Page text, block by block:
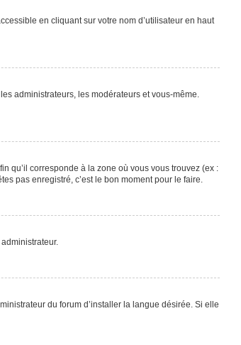
en cliquant sur votre nom d’utilisateur en haut
administrateurs, les modérateurs et vous-même.
qu’il corresponde à la zone où vous vous trouvez (ex :
pas enregistré, c’est le bon moment pour le faire.
du forum d’installer la langue désirée. Si elle